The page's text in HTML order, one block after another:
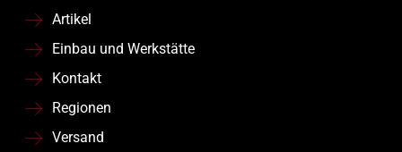
Artikel
Einbau und Werkstätte
Kontakt
Regionen
Versand